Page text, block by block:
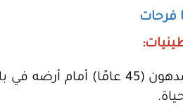
فرحات
وقف المزارع محمد المدهون (45